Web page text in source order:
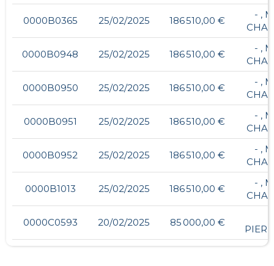
0000B0365 25/02/2025 186 510,00 €
- ,
0000B0948 25/02/2025 186 510,00 €
- ,
0000B0950 25/02/2025 186 510,00 €
- ,
0000B0951 25/02/2025 186 510,00 €
- ,
0000B0952 25/02/2025 186 510,00 €
- ,
0000B1013 25/02/2025 186 510,00 €
- ,
0000C0593 20/02/2025 85 000,00 €